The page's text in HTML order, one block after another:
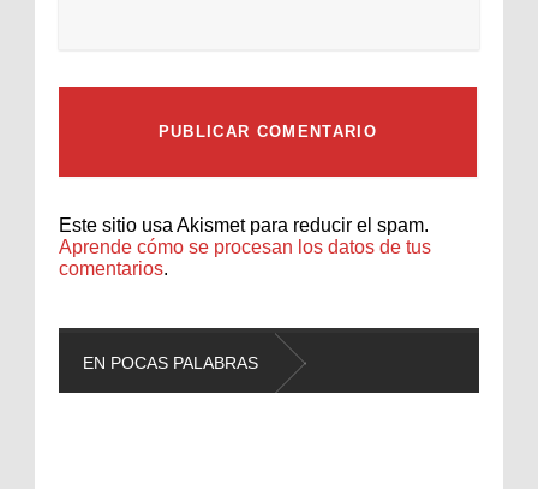
Este sitio usa Akismet para reducir el spam.
Aprende cómo se procesan los datos de tus
comentarios.
EN POCAS PALABRAS